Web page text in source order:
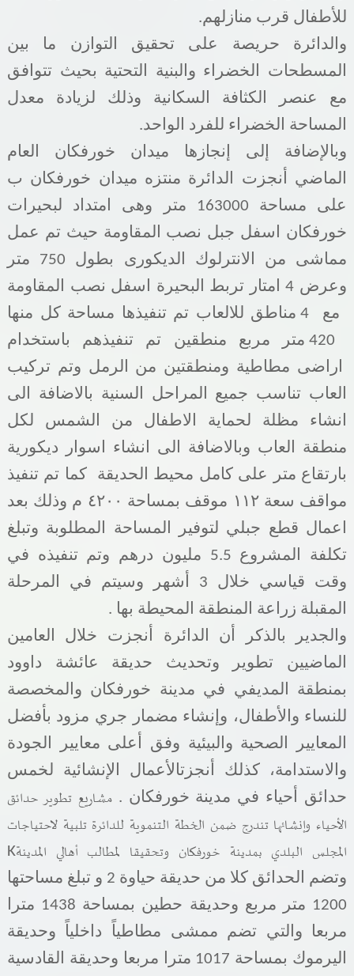
للأطفال قرب منازلهم.
والدائرة حريصة على تحقيق التوازن ما بين
المسطحات الخضراء والبنية التحتية بحيث تتوافق
مع عنصر الكثافة السكانية وذلك لزيادة معدل
المساحة الخضراء للفرد الواحد.
وبالإضافة إلى إنجازها ميدان خورفكان العام
الماضي أنجزت الدائرة منتزه ميدان خورفكان ب
على مساحة 163000 متر وهى امتداد لبحيرات
خورفكان اسفل جبل نصب المقاومة حيث تم عمل
مماشى من الانترلوك الديكورى بطول 750 متر
وعرض 4 امتار تربط البحيرة اسفل نصب المقاومة
مع 4 مناطق للالعاب تم تنفيذها مساحة كل منها
420 متر مربع منطقين تم تنفيذهم باستخدام
اراضى مطاطية ومنطقتين من الرمل وتم تركيب
العاب تناسب جميع المراحل السنية بالاضافة الى
انشاء مظلة لحماية الاطفال من الشمس لكل
منطقة العاب وبالاضافة الى انشاء اسوار ديكورية
بارتقاع متر على كامل محيط الحديقة كما تم تنفيذ
مواقف سعة ١١٢ موقف بمساحة ٤٢٠٠ م وذلك بعد
اعمال قطع جبلي لتوفير المساحة المطلوبة وتبلغ
تكلفة المشروع 5.5 مليون درهم وتم تنفيذه في
وقت قياسي خلال 3 أشهر وسيتم في المرحلة
المقبلة زراعة المنطقة المحيطة بها .
والجدير بالذكر أن الدائرة أنجزت خلال العامين
الماضيين تطوير وتحديث حديقة عائشة داوود
بمنطقة المديفي في مدينة خورفكان والمخصصة
للنساء والأطفال، وإنشاء مضمار جري مزود بأفضل
المعايير الصحية والبيئية وفق أعلى معايير الجودة
والاستدامة، كذلك أنجزتالأعمال الإنشائية لخمس
حدائق أحياء في مدينة خورفكان
مشاريع تطوير حدائق
الأحياء وإنشائها تندرج ضمن الخطة التنموية للدائرة تلبية لاحتياجات
المجلس البلدي بمدينة خورفكان وتحقيقا لمطالب أهالي المدينةK
وتضم الحدائق كلا من حديقة حياوة 2 و تبلغ مساحتها
1200 متر مربع وحديقة حطين بمساحة 1438 مترا
مربعا والتي تضم ممشى مطاطياً داخلياً
وحديقة
اليرموك بمساحة 1017 مترا مربعا وحديقة القادسية